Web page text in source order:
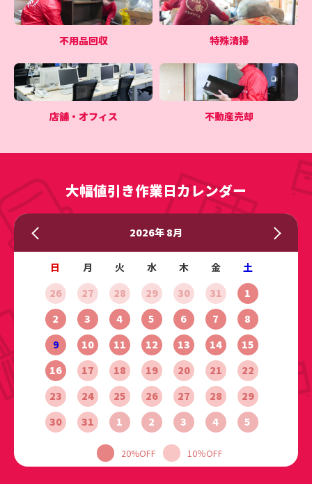
不用品回収 特殊清掃
店舗・オフィス 不動産売却
大幅値引き作業日カレンダー
2026年 8月
日 月 火 水 木 金
土
26
27 28 29 30 31
1
2
3 4 5 6 7
8
9
10 11 12 13 14
15
16
17 18 19 20 21
22
23
24 25 26 27 28
29
30
31 1 2 3 4 5
20%OFF 10％OFF